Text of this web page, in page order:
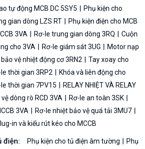
tự động MCB DC 5SY5
Phụ kiện cho
gian dòng LZS RT
Phụ kiện điện cho MCB
3VA Rơ-le trung gian dòng 3RQ
Cuộn
cho 3VA
Rơ-le giám sát 3UG
Motor nạp
bảo vệ nhiệt động cơ 3RN2
Tay xoay cho
le thời gian 3RP2
Khóa và liên động cho
le thời gian 7PV15
RELAY NHIỆT VÀ RELAY
dòng rò RCD 3VA
Rơ-le an toàn 3SK
3VA
Rơ-le nhiệt bảo vệ quá tải 3MU7
in và kiểu rút kéo cho MCCB
điện: Phụ kiện cho tủ điện âm tường
Phụ